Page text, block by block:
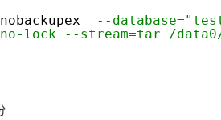
--
lock --stream=tar /